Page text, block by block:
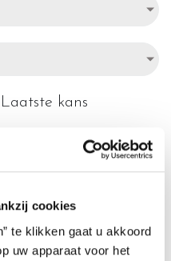
cookies
te klikken gaat u akkoord
uw apparaat voor het
kans